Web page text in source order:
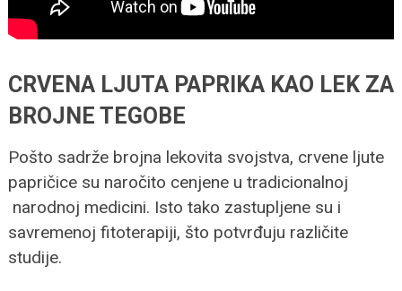
CRVENA LJUTA PAPRIKA KAO LEK ZA
BROJNE TEGOBE
Pošto sadrže brojna lekovita svojstva, crvene ljute
papričice su naročito cenjene u tradicionalnoj
narodnoj medicini. Isto tako zastupljene su i
savremenoj fitoterapiji, što potvrđuju različite
studije.